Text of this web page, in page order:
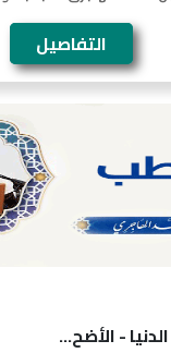
التفاصيل
- الأضح...